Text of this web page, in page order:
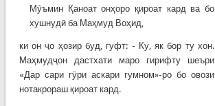
Мӯъмин Қаноат онҳоро қироат кард ва бо
хушнудӣ ба Маҳмуд Воҳид,
ки он ҷо ҳозир буд, гуфт: - Ку, як бор ту хон.
Маҳмудҷон дастхати маро гирифту шеъри
«Дар сари гӯри аскари гумном»-ро бо овози
нотакрораш қироат кард.